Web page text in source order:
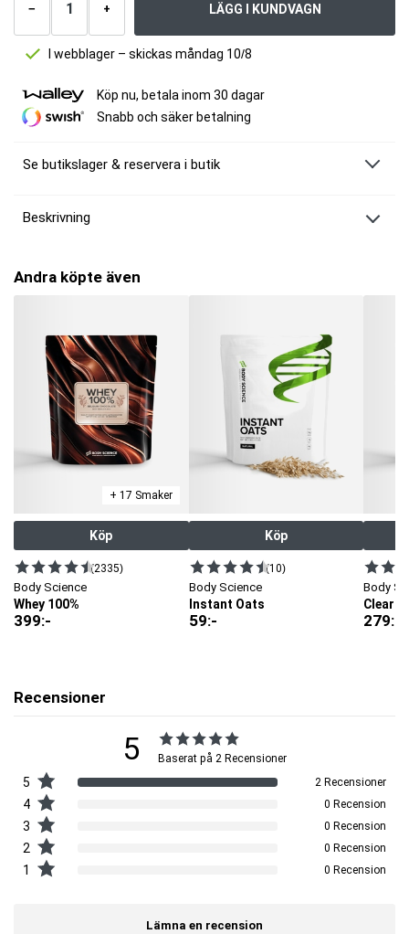
− + LÄGG I KUNDVAGN
I webblager – skickas måndag 10/8
Köp nu, betala inom 30 dagar
Snabb och säker betalning
Se butikslager & reservera i butik
Beskrivning
MM Sports Flex Tape är tejpen för dina hårda träningspass. Med
förbättrat klister och en längd på 6,9 meter får du en superstretchig
Den elastiska tejpen är perfekt för att förbättra ditt hookgrip och tumlås,
skydda tummarna och ge ett bättre grepp vid tunga lyft och många
repetitioner. Passar utmärkt för crossfit, styrketräning och tyngdlyftning.
MM Sports Flex Tape är ett bra val när du vill ha måttligt stöd och snabbt
skydd. Den är elastisk, har bra fäste och håller sig på plats under hela
passet. Används ofta tillsammans med en icke elastisk tejp som
zinkoxidtejp (MM Sports Coach Tape) för extra komfort, skydd och stabilitet.
Tillverkare:
MM Sports
EAN:
7340224400006
Andra köpte även
+ 17 Smaker
Köp
(2335)
Body Science
Whey 100%
399:-
Köp
(10)
Body Science
Instant Oats
59:-
Body
Clear
279:-
Recensioner
5 Baserat på 2 Recensioner
5 2 Recensioner
4 0 Recension
3 0 Recension
2 0 Recension
1 0 Recension
Lämna en recension